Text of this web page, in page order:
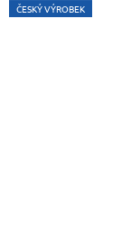
ČESKÝ VÝROBEK